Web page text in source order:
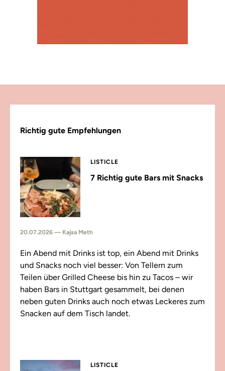
Richtig gute Empfehlungen
LISTICLE
7 Richtig gute Bars mit Snacks
20.07.2026 — Kajsa Meth
Ein Abend mit Drinks ist top, ein Abend mit Drinks
und Snacks noch viel besser: Von Tellern zum
Teilen über Grilled Cheese bis hin zu Tacos – wir
haben Bars in Stuttgart gesammelt, bei denen
neben guten Drinks auch noch etwas Leckeres zum
Snacken auf dem Tisch landet.
LISTICLE